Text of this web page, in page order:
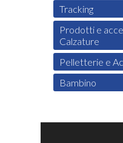
Tracking
Prodotti e
Calzature
Pelletterie e
Bambino